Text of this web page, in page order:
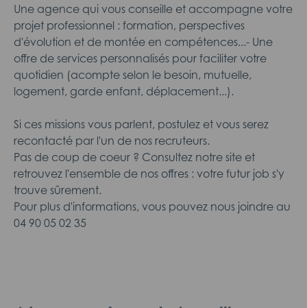
Une agence qui vous conseille et accompagne votre
projet professionnel : formation, perspectives
d'évolution et de montée en compétences...- Une
offre de services personnalisés pour faciliter votre
quotidien (acompte selon le besoin, mutuelle,
logement, garde enfant, déplacement...).
Si ces missions vous parlent, postulez et vous serez
recontacté par l'un de nos recruteurs.
Pas de coup de coeur ? Consultez notre site et
retrouvez l'ensemble de nos offres : votre futur job s'y
trouve sûrement.
Pour plus d'informations, vous pouvez nous joindre au
04 90 05 02 35